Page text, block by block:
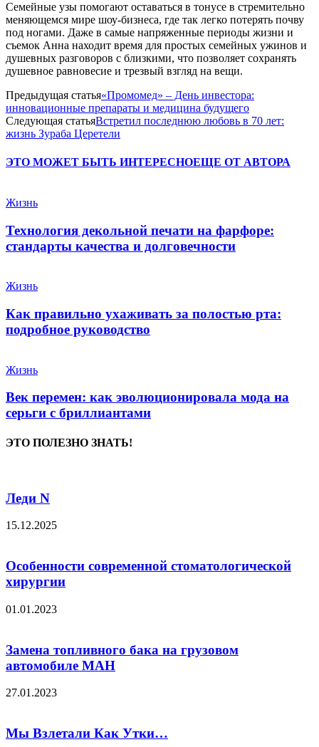
Семейные узы помогают оставаться в тонусе в стремительно
меняющемся мире шоу-бизнеса, где так легко потерять почву
под ногами. Даже в самые напряженные периоды жизни и
съемок Анна находит время для простых семейных ужинов и
душевных разговоров с близкими, что позволяет сохранять
душевное равновесие и трезвый взгляд на вещи.
Предыдущая статья«Промомед» – День инвестора:
инновационные препараты и медицина будущего
Следующая статьяВстретил последнюю любовь в 70 лет:
жизнь Зураба Церетели
ЭТО МОЖЕТ БЫТЬ ИНТЕРЕСНОЕЩЕ ОТ АВТОРА
Жизнь
Технология декольной печати на фарфоре:
стандарты качества и долговечности
Жизнь
Как правильно ухаживать за полостью рта:
подробное руководство
Жизнь
Век перемен: как эволюционировала мода на
серьги с бриллиантами
ЭТО ПОЛЕЗНО ЗНАТЬ!
Леди N
15.12.2025
Особенности современной стоматологической
хирургии
01.01.2023
Замена топливного бака на грузовом
автомобиле МАН
27.01.2023
Мы Взлетали Как Утки…